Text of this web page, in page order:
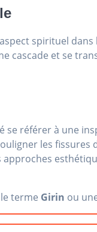
spirituel
cascade et se
se référer à une
les
terme Girin ou